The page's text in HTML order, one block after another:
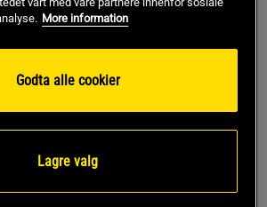
smartshake, nå i en enda
(48)
More information
Godta alle cookier
Lagre valg